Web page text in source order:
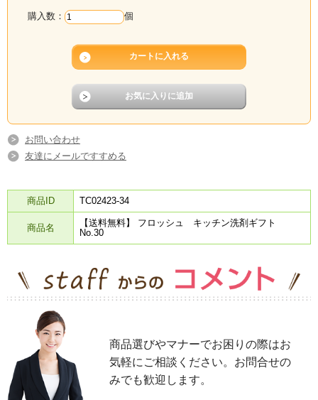
購入数： 個
お問い合わせ
友達にメールですすめる
商品ID TC02423-34
商品名
【送料無料】 フロッシュ キッチン洗剤ギフト
No.30
商品選びやマナーでお困りの際はお
気軽にご相談ください。お問合せの
みでも歓迎します。